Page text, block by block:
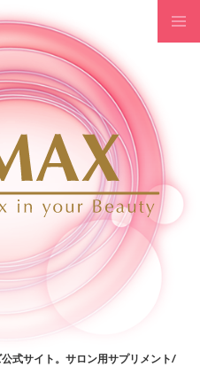
式サイト。サロン用サプリメント/